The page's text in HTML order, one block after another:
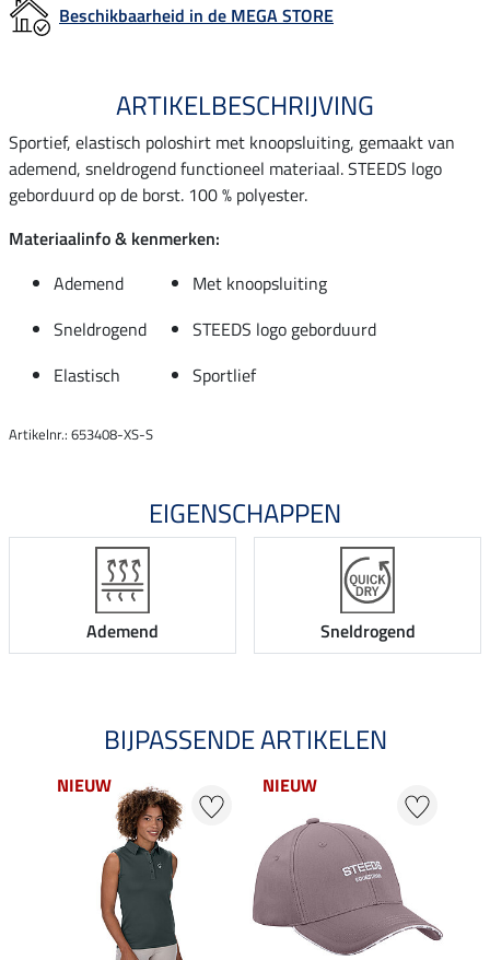
Beschikbaarheid in de MEGA STORE
ARTIKELBESCHRIJVING
Sportief, elastisch poloshirt met knoopsluiting, gemaakt van
ademend, sneldrogend functioneel materiaal. STEEDS logo
geborduurd op de borst. 100 % polyester.
Materiaalinfo & kenmerken:
Ademend
Met knoopsluiting
Sneldrogend
STEEDS logo geborduurd
Elastisch
Sportlief
Artikelnr.: 653408-XS-S
EIGENSCHAPPEN
Ademend Sneldrogend
BIJPASSENDE ARTIKELEN
NIEUW NIEUW